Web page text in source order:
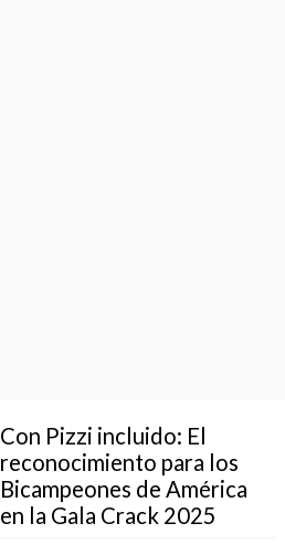
Con Pizzi incluido: El
reconocimiento para los
Bicampeones de América
en la Gala Crack 2025